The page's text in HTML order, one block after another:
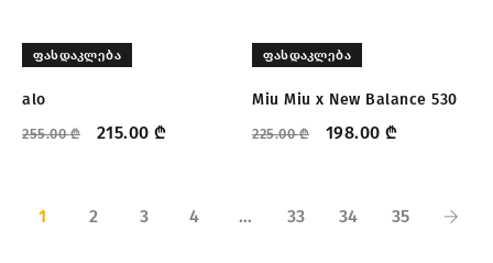
ᲤᲐᲡᲓᲐᲙᲚᲔᲑᲐ
alo
255.00₾ 215.00 ₾
ᲤᲐᲡᲓᲐᲙᲚᲔᲑᲐ
Miu Miu x New Balance 530
225.00₾ 198.00 ₾
1 2 3 4 … 33 34 35